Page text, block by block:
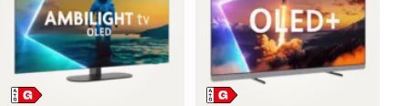
ANGEBOTE
Store Finden
Kundendienst